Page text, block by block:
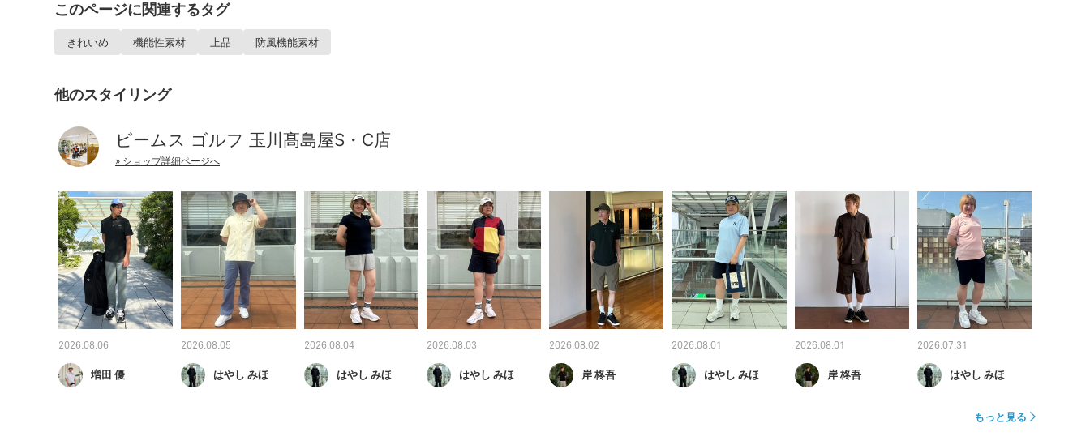
このページに関連するタグ
きれいめ 機能性素材 上品 防風機能素材
他のスタイリング
ビームス ゴルフ 玉川髙島屋S・C店
» ショップ詳細ページへ
2026.08.06
増田 優
2026.08.05
はやし みほ
2026.08.04
はやし みほ
2026.08.03
はやし みほ
2026.08.02
岸 柊吾
2026.08.01
はやし みほ
2026.08.01
岸 柊吾
2026.07.31
はやし みほ
もっと見る